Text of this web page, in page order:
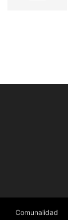
Comunalidad